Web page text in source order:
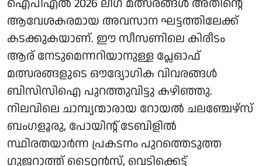
ഐപിഎല്‍ 2026 ലീഗ് മത്സരങ്ങള്‍ അതിന്റെ
ആവേശകരമായ അവസാന ഘട്ടത്തിലേക്ക്
കടക്കുകയാണ്. ഈ സീസണിലെ കിരീടം
ആര് നേടുമെന്നറിയാനുള്ള പ്ലേഓഫ്
മത്സരങ്ങളുടെ ഔദ്യോഗിക വിവരങ്ങള്‍
ബിസിസിഐ പുറത്തുവിട്ടു കഴിഞ്ഞു.
നിലവിലെ ചാമ്പ്യന്മാരായ റോയല്‍ ചലഞ്ചേഴ്‌സ്
ബംഗളൂരു, പോയിന്റ് ടേബിളില്‍
സ്ഥിരതയാര്‍ന്ന പ്രകടനം പുറത്തെടുത്ത
ഗുജറാത്ത് ടൈറ്റന്‍സ്, വെടിക്കെട്ട്